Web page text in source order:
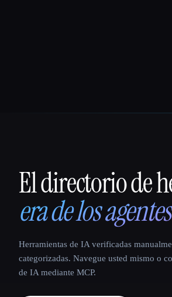
That AI Collection
El directorio de
era de los agentes
Herramientas de IA verificadas
categorizadas. Navegue usted mismo o
de IA mediante MCP.